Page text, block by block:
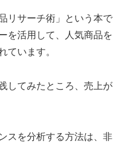
リサーチ術」という本で
を活用して、人気商品を
ています。
してみたところ、売上が
スを分析する方法は、非